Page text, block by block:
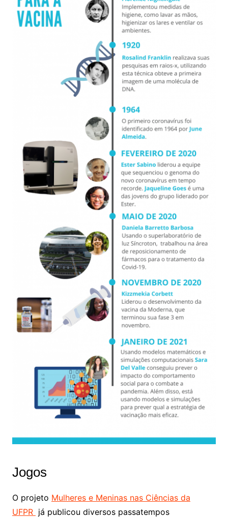
Jogos
O projeto Mulheres e Meninas nas Ciências da
UFPR já publicou diversos passatempos